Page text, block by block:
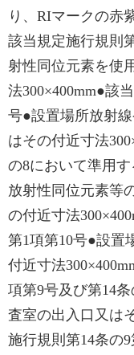
り、RIマークの赤
該当規定施行規則
射性同位元素を使
法300×400mm●該
号●設置場所放射
はその付近寸法
の8において準用
放射性同位元素等
の付近寸法
第1項第10号●設置
付近寸法
項第9号及び第14
査室の出入口又は
施行規則第14条の